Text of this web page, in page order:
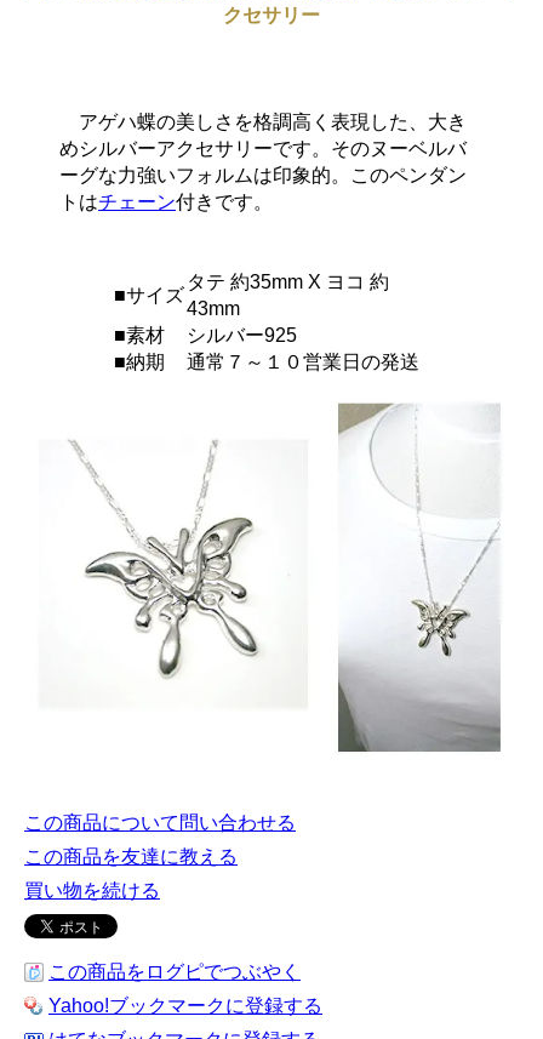
クセサリー
アゲハ蝶の美しさを格調高く表現した、大き
めシルバーアクセサリーです。そのヌーベルバ
ーグな力強いフォルムは印象的。このペンダン
トはチェーン付きです。
■サイズ
タテ 約35mm X ヨコ 約
43mm
■素材
シルバー925
■納期
通常７～１０営業日の発送
この商品について問い合わせる
この商品を友達に教える
買い物を続ける
この商品をログピでつぶやく
Yahoo!ブックマークに登録する